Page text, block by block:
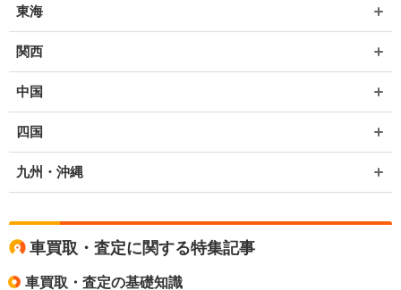
東海
関西
中国
四国
九州・沖縄
車買取・査定に関する特集記事
車買取・査定の基礎知識